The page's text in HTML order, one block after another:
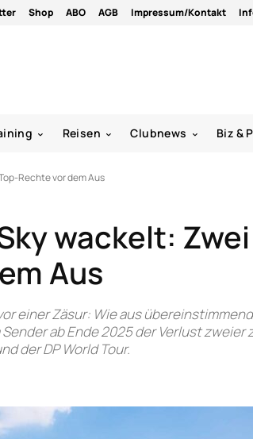
Shop ABO AGB Impressum/Kontakt
Reisen Clubnews Biz &
Rechte vor dem Aus
wackelt: Zwei
Aus
einer Zäsur: Wie aus
ab Ende 2025 der Verlust zweier
der DP World Tour.